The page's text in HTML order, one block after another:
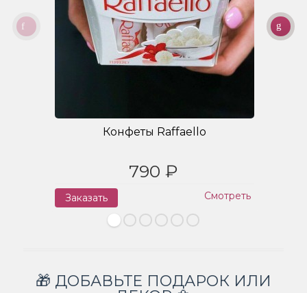
Конфеты Raffaello
790 ₽
Заказать Смотреть
🎁 ДОБАВЬТЕ ПОДАРОК ИЛИ